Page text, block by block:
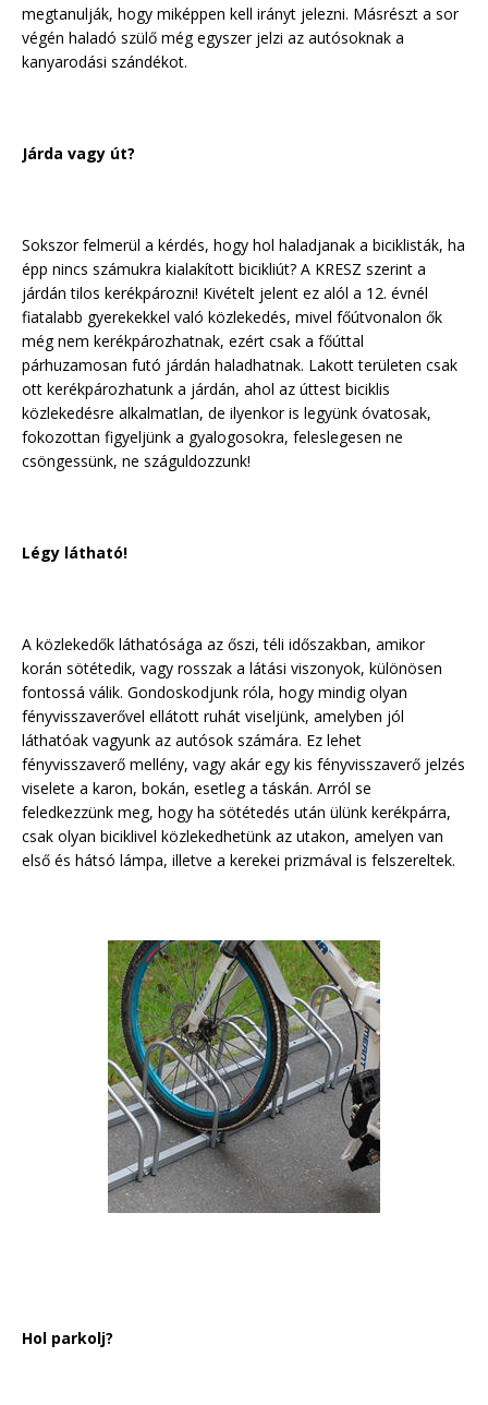
megtanulják, hogy miképpen kell irányt jelezni. Másrészt a sor
végén haladó szülő még egyszer jelzi az autósoknak a
kanyarodási szándékot.
Járda vagy út?
Sokszor felmerül a kérdés, hogy hol haladjanak a biciklisták, ha
épp nincs számukra kialakított bicikliút? A KRESZ szerint a
járdán tilos kerékpározni! Kivételt jelent ez alól a 12. évnél
fiatalabb gyerekekkel való közlekedés, mivel főútvonalon ők
még nem kerékpározhatnak, ezért csak a főúttal
párhuzamosan futó járdán haladhatnak. Lakott területen csak
ott kerékpározhatunk a járdán, ahol az úttest biciklis
közlekedésre alkalmatlan, de ilyenkor is legyünk óvatosak,
fokozottan figyeljünk a gyalogosokra, feleslegesen ne
csöngessünk, ne száguldozzunk!
Légy látható!
A közlekedők láthatósága az őszi, téli időszakban, amikor
korán sötétedik, vagy rosszak a látási viszonyok, különösen
fontossá válik. Gondoskodjunk róla, hogy mindig olyan
fényvisszaverővel ellátott ruhát viseljünk, amelyben jól
láthatóak vagyunk az autósok számára. Ez lehet
fényvisszaverő mellény, vagy akár egy kis fényvisszaverő jelzés
viselete a karon, bokán, esetleg a táskán. Arról se
feledkezzünk meg, hogy ha sötétedés után ülünk kerékpárra,
csak olyan biciklivel közlekedhetünk az utakon, amelyen van
első és hátsó lámpa, illetve a kerekei prizmával is felszereltek.
Hol parkolj?